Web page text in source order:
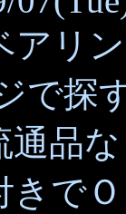
アリ
で探
通品
きで